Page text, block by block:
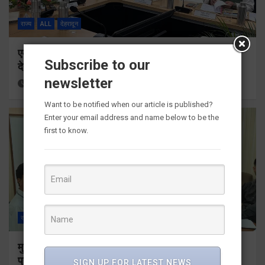
राज्य ALL देहरादून
एमडीडीए बोर्ड बैठक में 25 विकास प्रस्तावों को मिली मंजूरी,
देहरादून-मसूरी के नियोजित विकास को मिलेगी रफ्तार
20 hours ago Viri Gairola
राज्य देहरादून
मुख्यमंत्री के दिशा-निर्देशों में पीएम आवास योजना (शहरी) की
प्रगति की हुई समीक्षा
Subscribe to our
newsletter
Want to be notified when our article is published?
Enter your email address and name below to be the
first to know.
SIGN UP FOR LATEST NEWS